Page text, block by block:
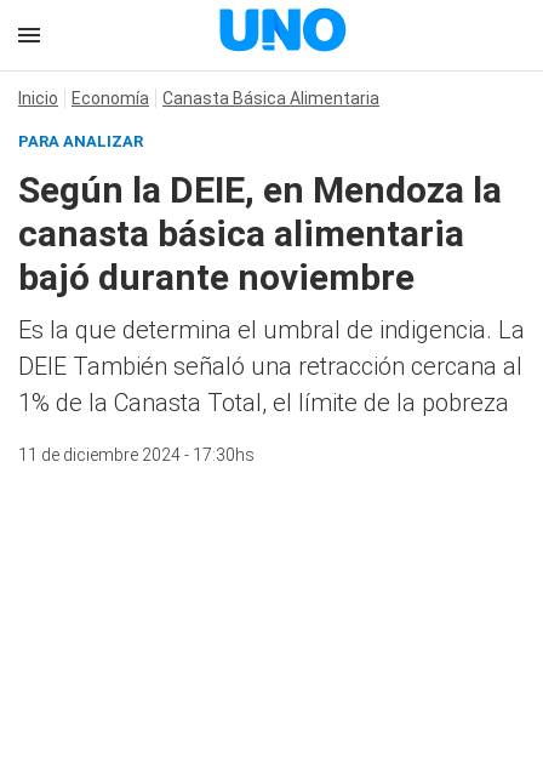
Inicio Economía Canasta Básica Alimentaria
PARA ANALIZAR
Según la DEIE, en Mendoza la
canasta básica alimentaria
bajó durante noviembre
Es la que determina el umbral de indigencia. La
DEIE También señaló una retracción cercana al
1% de la Canasta Total, el límite de la pobreza
11 de diciembre 2024 - 17:30hs